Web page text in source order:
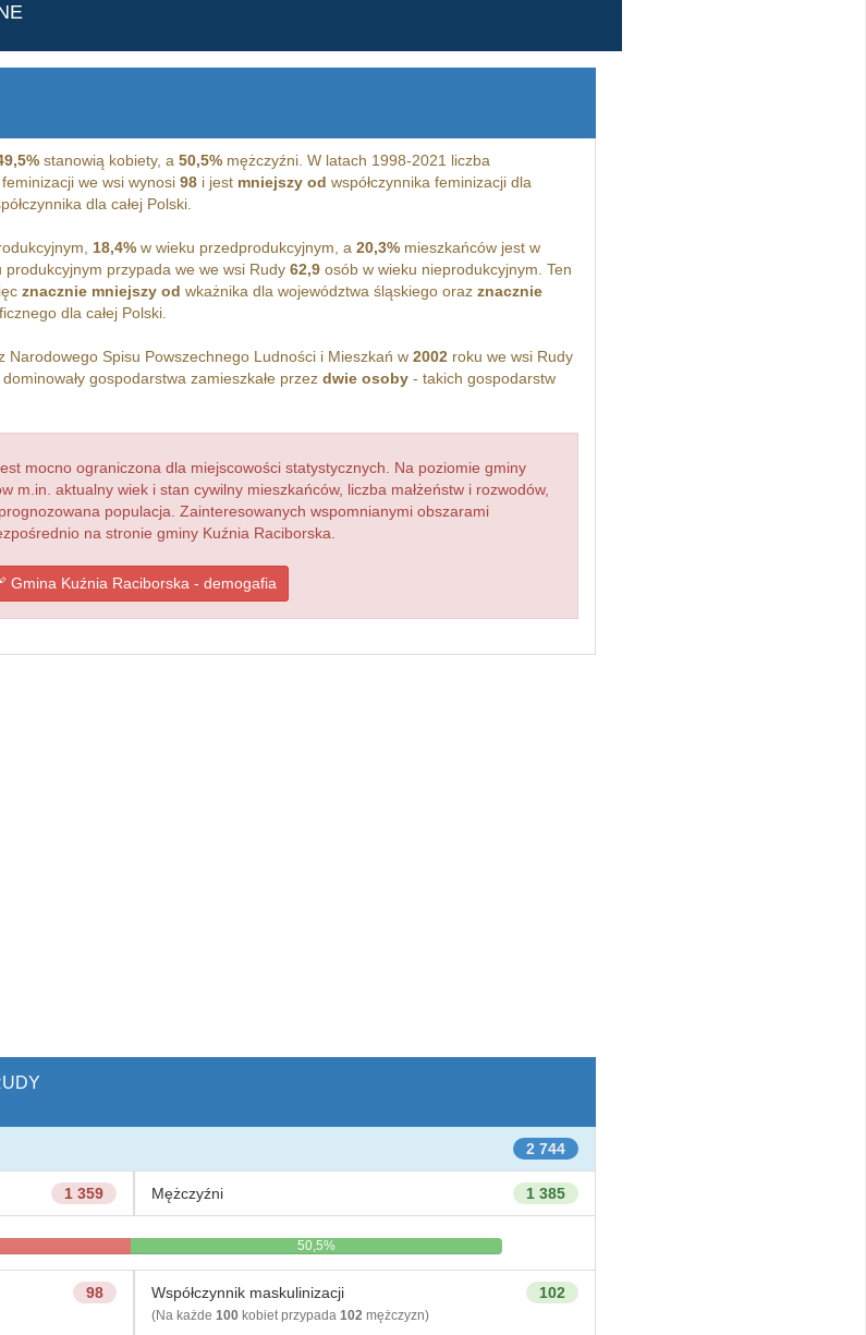
stanowią kobiety, a 50,5%mężczyźni. W latach 1998-2021 liczba
we wsi wynosi 98i jest mniejszy od współczynnika feminizacji dla
dla całej Polski.
18,4%w wieku przedprodukcyjnym, a 20,3%mieszkańców jest w
przypada we we wsi Rudy 62,9osób w wieku nieprodukcyjnym. Ten
znacznie mniejszy od wkażnika dla województwa śląskiego oraz znacznie
dla całej Polski.
Narodowego Spisu Powszechnego Ludności i Mieszkań w 2002roku we wsi Rudy
gospodarstwa zamieszkałe przez dwie osoby- takich gospodarstw
mocno ograniczona dla miejscowości statystycznych. Na poziomie gminy
m.in. aktualny wiek i stan cywilny mieszkańców, liczba małżeństw i rozwodów,
populacja. Zainteresowanych wspomnianymi obszarami
na stronie gminy Kuźnia Raciborska.
Gmina Kuźnia Raciborska - demogafia
2 744
1 359 1 385
Mężczyźni
50,5%
98 102
Współczynnik maskulinizacji
(Na każde 100kobiet przypada 102mężczyzn)